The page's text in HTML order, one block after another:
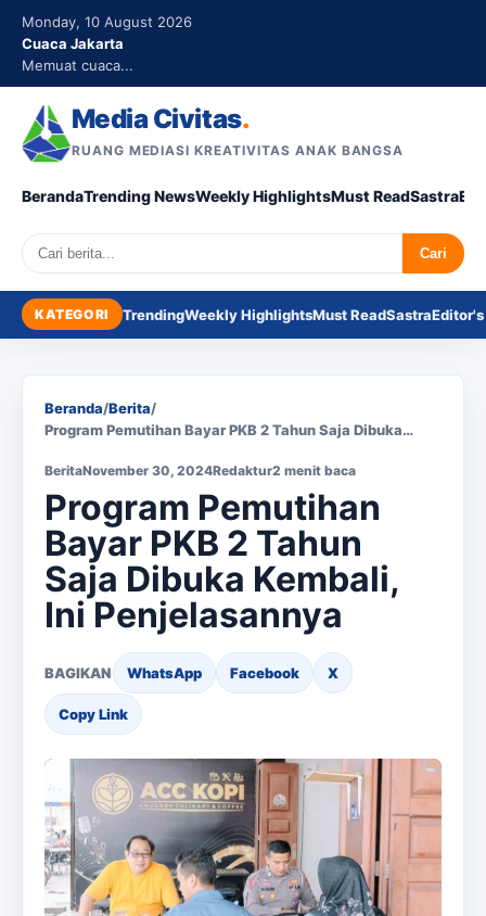
Monday, 10 August 2026
Cuaca Jakarta
Memuat cuaca...
Media Civitas.
RUANG MEDIASI KREATIVITAS ANAK BANGSA
BerandaTrending NewsWeekly HighlightsMust ReadSastra
Search Cari
KATEGORI TrendingWeekly HighlightsMust ReadSastra
Beranda/Berita/
Program Pemutihan Bayar PKB 2 Tahun Saja Dibuka…
BeritaNovember 30, 2024Redaktur2 menit baca
Program Pemutihan
Bayar PKB 2 Tahun
Saja Dibuka Kembali,
Ini Penjelasannya
BAGIKAN WhatsApp Facebook X
Copy Link